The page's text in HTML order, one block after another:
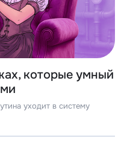
которые умный
уходит в систему